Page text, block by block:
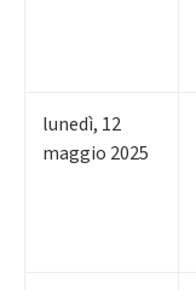
lunedì, 12
maggio 2025